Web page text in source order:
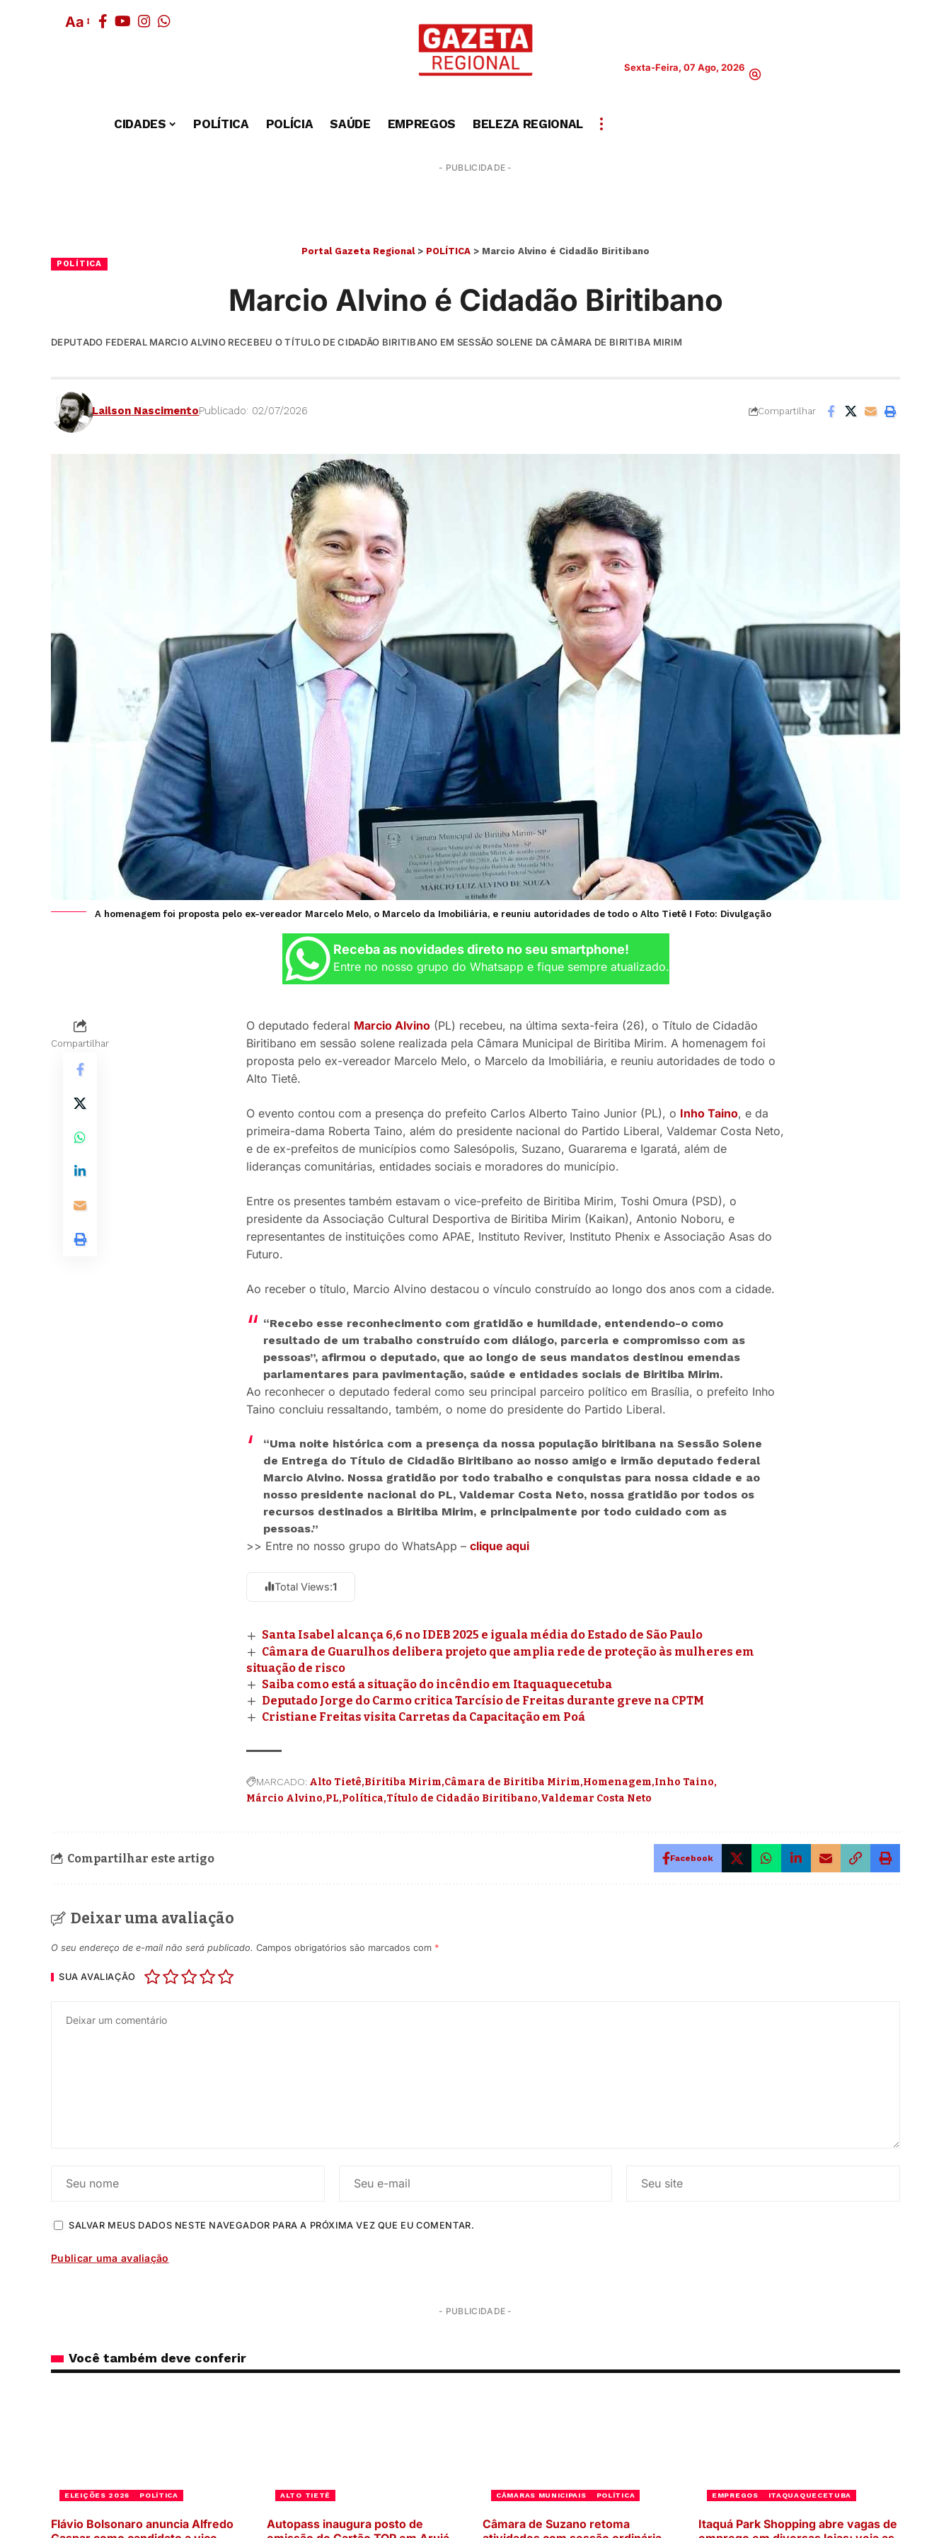
Aa
Sexta-Feira, 07 Ago, 2026
CIDADES POLÍTICA POLÍCIA SAÚDE EMPREGOS BELEZA REGIONAL
- PUBLICIDADE -
Portal Gazeta Regional> POLÍTICA > Marcio Alvino é Cidadão Biritibano
POLÍTICA
Marcio Alvino é Cidadão Biritibano
DEPUTADO FEDERAL MARCIO ALVINO RECEBEU O TÍTULO DE CIDADÃO BIRITIBANO EM SESSÃO SOLENE DA CÂMARA DE BIRITIBA MIRIM
Lailson NascimentoPublicado: 02/07/2026 Compartilhar
A homenagem foi proposta pelo ex-vereador Marcelo Melo, o Marcelo da Imobiliária, e reuniu autoridades de todo o Alto Tietê I Foto: Divulgação
Receba as novidades direto no seu smartphone!
Entre no nosso grupo do Whatsapp e fique sempre atualizado.
Compartilhar
O deputado federal Marcio Alvino (PL) recebeu, na última sexta-feira (26), o Título de Cidadão
Biritibano em sessão solene realizada pela Câmara Municipal de Biritiba Mirim. A homenagem foi
proposta pelo ex-vereador Marcelo Melo, o Marcelo da Imobiliária, e reuniu autoridades de todo o
Alto Tietê.
O evento contou com a presença do prefeito Carlos Alberto Taino Junior (PL), o Inho Taino, e da
primeira-dama Roberta Taino, além do presidente nacional do Partido Liberal, Valdemar Costa Neto,
e de ex-prefeitos de municípios como Salesópolis, Suzano, Guararema e Igaratá, além de
lideranças comunitárias, entidades sociais e moradores do município.
Entre os presentes também estavam o vice-prefeito de Biritiba Mirim, Toshi Omura (PSD), o
presidente da Associação Cultural Desportiva de Biritiba Mirim (Kaikan), Antonio Noboru, e
representantes de instituições como APAE, Instituto Reviver, Instituto Phenix e Associação Asas do
Futuro.
Ao receber o título, Marcio Alvino destacou o vínculo construído ao longo dos anos com a cidade.
“Recebo esse reconhecimento com gratidão e humildade, entendendo-o como
resultado de um trabalho construído com diálogo, parceria e compromisso com as
pessoas”, afirmou o deputado, que ao longo de seus mandatos destinou emendas
parlamentares para pavimentação, saúde e entidades sociais de Biritiba Mirim.
Ao reconhecer o deputado federal como seu principal parceiro político em Brasília, o prefeito Inho
Taino concluiu ressaltando, também, o nome do presidente do Partido Liberal.
“Uma noite histórica com a presença da nossa população biritibana na Sessão Solene
de Entrega do Título de Cidadão Biritibano ao nosso amigo e irmão deputado federal
Marcio Alvino. Nossa gratidão por todo trabalho e conquistas para nossa cidade e ao
nosso presidente nacional do PL, Valdemar Costa Neto, nossa gratidão por todos os
recursos destinados a Biritiba Mirim, e principalmente por todo cuidado com as
pessoas.”
>> Entre no nosso grupo do WhatsApp – clique aqui
Total Views:1
Santa Isabel alcança 6,6 no IDEB 2025 e iguala média do Estado de São Paulo
Câmara de Guarulhos delibera projeto que amplia rede de proteção às mulheres em
situação de risco
Saiba como está a situação do incêndio em Itaquaquecetuba
Deputado Jorge do Carmo critica Tarcísio de Freitas durante greve na CPTM
Cristiane Freitas visita Carretas da Capacitação em Poá
MARCADO: Alto Tietê Biritiba Mirim Câmara de Biritiba Mirim Homenagem Inho Taino
Márcio Alvino PL Política Título de Cidadão Biritibano Valdemar Costa Neto
Compartilhar este artigo Facebook
Deixar uma avaliação
O seu endereço de e-mail não será publicado. Campos obrigatórios são marcados com *
SUA AVALIAÇÃO
SALVAR MEUS DADOS NESTE NAVEGADOR PARA A PRÓXIMA VEZ QUE EU COMENTAR.
- PUBLICIDADE -
Você também deve conferir
ELEIÇÕES 2026 POLÍTICA
Flávio Bolsonaro anuncia Alfredo
ALTO TIETÊ
Autopass inaugura posto de
CÂMARAS MUNICIPAIS POLÍTICA
Câmara de Suzano retoma
EMPREGOS ITAQUAQUECETUBA
Itaquá Park Shopping abre vagas de